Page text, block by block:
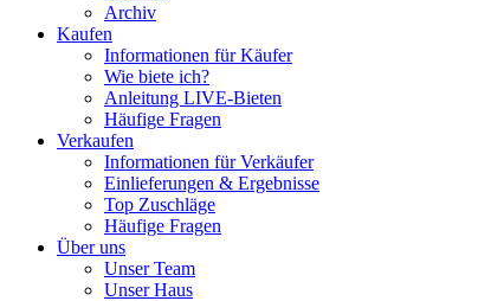
Archiv
Kaufen
Informationen für Käufer
Wie biete ich?
Anleitung LIVE-Bieten
Häufige Fragen
Verkaufen
Informationen für Verkäufer
Einlieferungen & Ergebnisse
Top Zuschläge
Häufige Fragen
Über uns
Unser Team
Unser Haus